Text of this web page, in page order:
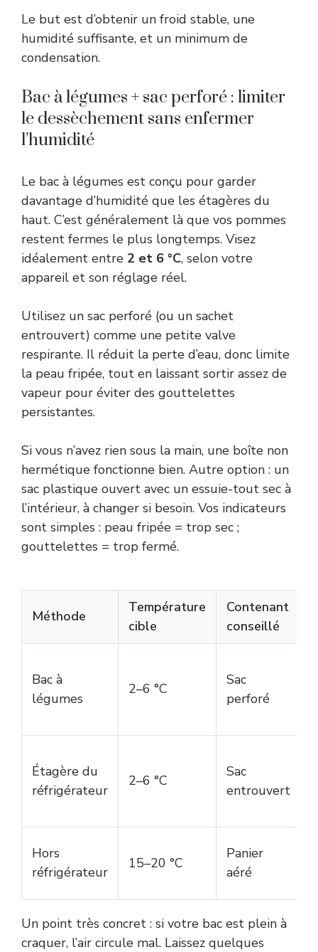
Le but est d’obtenir un froid stable, une
humidité suffisante, et un minimum de
condensation.
Bac à légumes + sac perforé : limiter
le dessèchement sans enfermer
l’humidité
Le bac à légumes est conçu pour garder
davantage d’humidité que les étagères du
haut. C’est généralement là que vos pommes
restent fermes le plus longtemps. Visez
idéalement entre 2 et 6 °C, selon votre
appareil et son réglage réel.
Utilisez un sac perforé (ou un sachet
entrouvert) comme une petite valve
respirante. Il réduit la perte d’eau, donc limite
la peau fripée, tout en laissant sortir assez de
vapeur pour éviter des gouttelettes
persistantes.
Si vous n’avez rien sous la main, une boîte non
hermétique fonctionne bien. Autre option : un
sac plastique ouvert avec un essuie-tout sec à
l’intérieur, à changer si besoin. Vos indicateurs
sont simples : peau fripée = trop sec ;
gouttelettes = trop fermé.
Méthode
Température
cible
Contenant
conseillé
Bac à
légumes
2–6 °C
Sac
perforé
Étagère du
réfrigérateur
2–6 °C
Sac
entrouvert
Hors
réfrigérateur
15–20 °C
Panier
aéré
Un point très concret : si votre bac est plein à
craquer, l’air circule mal. Laissez quelques